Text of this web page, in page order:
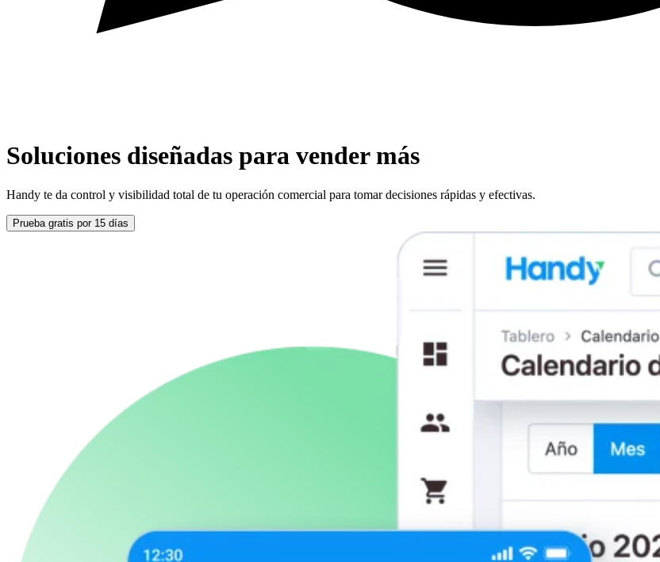
Soluciones diseñadas para vender más
Handy te da control y visibilidad total de tu operación comercial para tomar decisiones rápidas y efectivas.
Prueba gratis por 15 días